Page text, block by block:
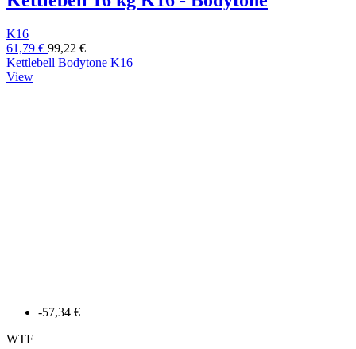
K16
61,79 € 99,22 €
Kettlebell Bodytone K16
View
-57,34 €
WTF